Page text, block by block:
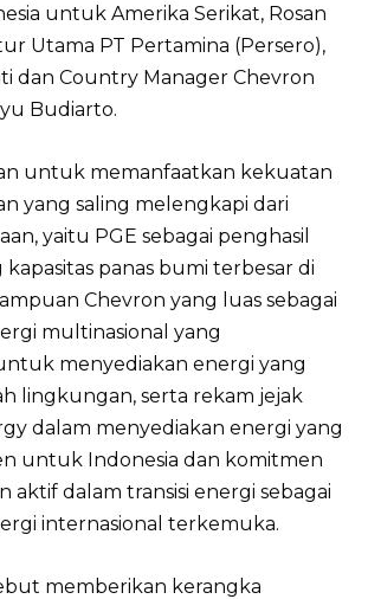
untuk Amerika Serikat, Rosan
Utama PT Pertamina (Persero),
dan Country Manager Chevron
Budiarto.
untuk memanfaatkan kekuatan
yang saling melengkapi dari
yaitu PGE sebagai penghasil
panas bumi terbesar di
Chevron yang luas sebagai
multinasional yang
menyediakan energi yang
lingkungan, serta rekam jejak
dalam menyediakan energi yang
untuk Indonesia dan komitmen
aktif dalam transisi energi sebagai
internasional terkemuka.
memberikan kerangka